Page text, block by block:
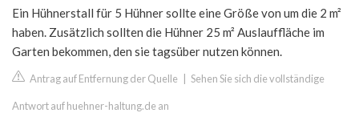
Ein Hühnerstall für 5 Hühner sollte eine Größe von um die 2 m²
haben. Zusätzlich sollten die Hühner 25 m² Auslauffläche im
Garten bekommen, den sie tagsüber nutzen können.
Antrag auf Entfernung der Quelle Sehen Sie sich die vollständige
Antwort auf huehner-haltung.de an